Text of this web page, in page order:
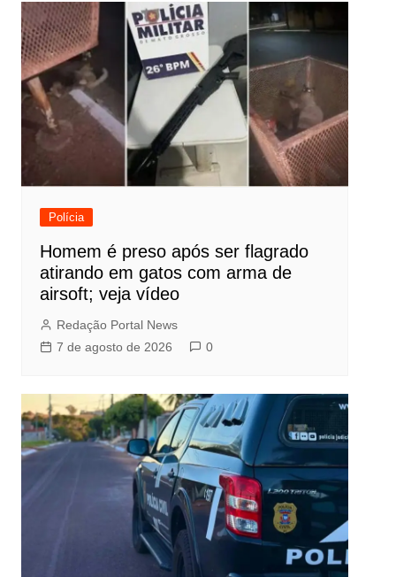
Polícia
Homem é preso após ser flagrado
atirando em gatos com arma de
airsoft; veja vídeo
Redação Portal News
7 de agosto de 2026
0